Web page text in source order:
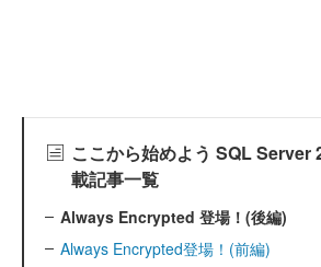
ここから始めよう SQL Server
載記事一覧
Always Encrypted 登場！(後編)
Always Encrypted登場！(前編)